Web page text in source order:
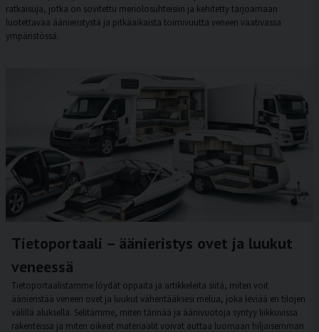
ratkaisuja, jotka on sovitettu meriolosuhteisiin ja kehitetty tarjoamaan
luotettavaa äänieristystä ja pitkäaikaista toimivuutta veneen vaativassa
ympäristössä.
Tietoportaali – äänieristys ovet ja luukut
veneessä
Tietoportaalistamme löydät oppaita ja artikkeleita siitä, miten voit
äänieristää veneen ovet ja luukut vähentääksesi melua, joka leviää eri tilojen
välillä aluksella. Selitämme, miten tärinää ja äänivuotoja syntyy liikkuvissa
rakenteissa ja miten oikeat materiaalit voivat auttaa luomaan hiljaisemman